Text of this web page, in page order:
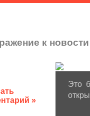
к новости
»
Это